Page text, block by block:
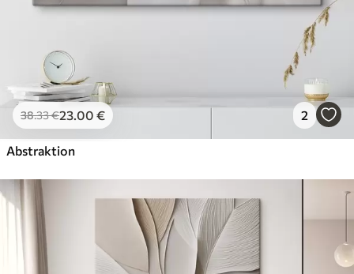
38.33€23.00 € 2
Abstraktion